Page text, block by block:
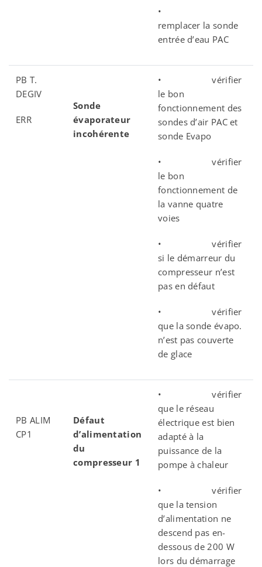
•
remplacer la sonde
entrée d’eau PAC
PB T.
DEGIV
ERR
Sonde
évaporateur
incohérente
• vérifier
le bon
fonctionnement des
sondes d’air PAC et
sonde Evapo
• vérifier
le bon
fonctionnement de
la vanne quatre
voies
• vérifier
si le démarreur du
compresseur n’est
pas en défaut
• vérifier
que la sonde évapo.
n’est pas couverte
de glace
PB ALIM
CP1
Défaut
d’alimentation
du
compresseur 1
• vérifier
que le réseau
électrique est bien
adapté à la
puissance de la
pompe à chaleur
• vérifier
que la tension
d’alimentation ne
descend pas en-
dessous de 200 W
lors du démarrage